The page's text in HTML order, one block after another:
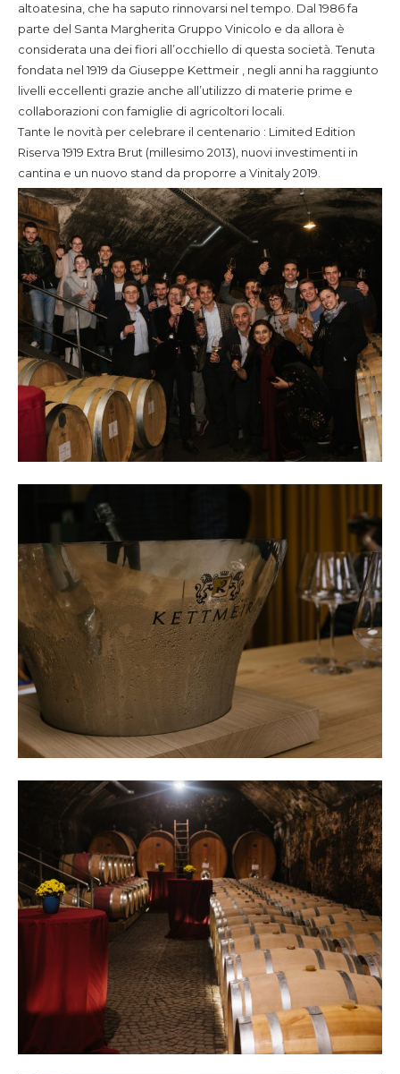
altoatesina, che ha saputo rinnovarsi nel tempo. Dal 1986 fa
parte del Santa Margherita Gruppo Vinicolo e da allora è
considerata una dei fiori all’occhiello di questa società. Tenuta
fondata nel 1919 da Giuseppe Kettmeir , negli anni ha raggiunto
livelli eccellenti grazie anche all’utilizzo di materie prime e
collaborazioni con famiglie di agricoltori locali.
Tante le novità per celebrare il centenario : Limited Edition
Riserva 1919 Extra Brut (millesimo 2013), nuovi investimenti in
cantina e un nuovo stand da proporre a Vinitaly 2019.